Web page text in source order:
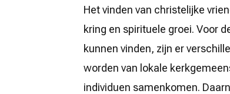
Het vinden van christelijke
kring en spirituele groei. Voor
kunnen vinden, zijn er
worden van lokale
individuen samenkomen.